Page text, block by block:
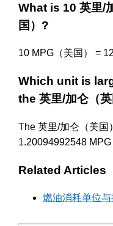
What is 10 英里/
国）?
10 MPG（美国） =
Which unit is
the 英里/加仑（
The 英里/加仑（美国
1.20094992548
Related Articles
燃油消耗单位